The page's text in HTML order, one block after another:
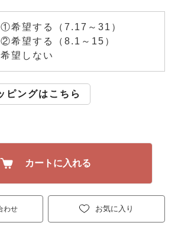
①希望する（7.17～31）
②希望する（8.1～15）
希望しない
ピングはこちら
お気に入り
カートに入れる
わせ